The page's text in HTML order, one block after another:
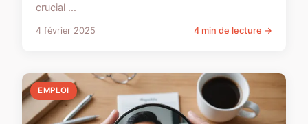
crucial ...
4 février 2025 4 min de lecture →
EMPLOI